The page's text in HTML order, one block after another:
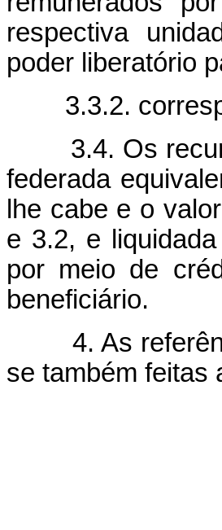
respectiva
poder liberatório
3.3.2.
3.4. Os
federada
lhe cabe e o
e 3.2, e
por meio de
beneficiário.
4. As
se também feitas